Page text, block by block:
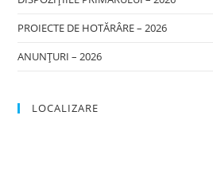
PROIECTE DE HOTĂRÂRE – 2026
ANUNȚURI – 2026
LOCALIZARE